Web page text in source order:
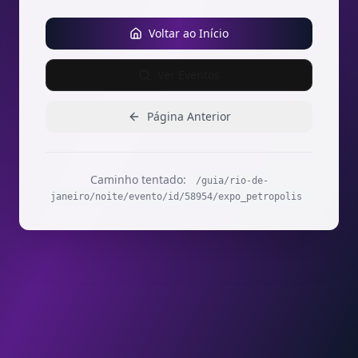
Voltar ao Início
Página Anterior
Caminho tentado:
/guia/rio-de-
janeiro/noite/evento/id/58954/expo_petropolis